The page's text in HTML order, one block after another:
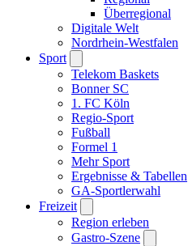
Überregional
Digitale Welt
Nordrhein-Westfalen
Sport
Telekom Baskets
Bonner SC
1. FC Köln
Regio-Sport
Fußball
Formel 1
Mehr Sport
Ergebnisse & Tabellen
GA-Sportlerwahl
Freizeit
Region erleben
Gastro-Szene